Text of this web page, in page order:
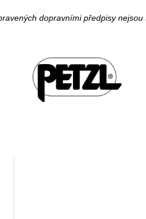
dopravními předpisy